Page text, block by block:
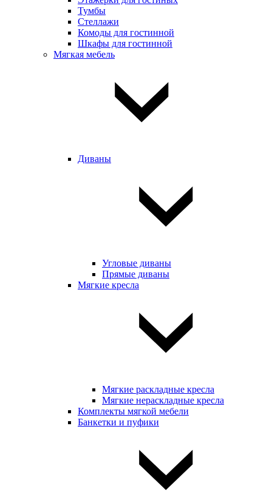
Тумбы
Стеллажи
Комоды для гостинной
Шкафы для гостинной
Мягкая мебель
Диваны
Угловые диваны
Прямые диваны
Мягкие кресла
Мягкие раскладные кресла
Мягкие нераскладные кресла
Комплекты мягкой мебели
Банкетки и пуфики